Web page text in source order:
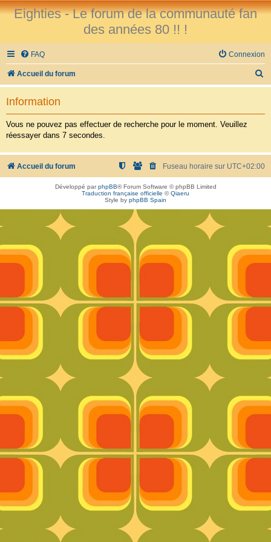
Eighties - Le forum de la communauté fan
des années 80 !! !
FAQ Connexion
Accueil du forum
e
r
c
Information
Vous ne pouvez pas effectuer de recherche pour le moment. Veuillez
réessayer dans 7 secondes.
Accueil du forum Fuseau horaire sur UTC+02:00
Développé parphpBB® Forum Software © phpBB Limited
Traduction française officielle ©Qiaeru
Style by phpBB Spain